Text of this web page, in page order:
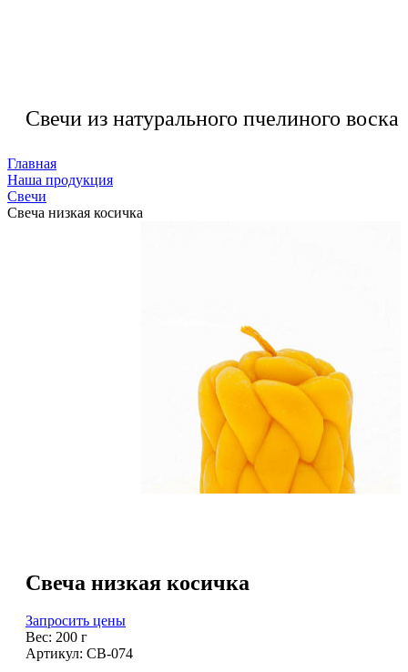
Свечи из натурального пчелиного воска
Главная
Наша продукция
Свечи
Свеча низкая косичка
Свеча низкая косичка
Запросить цены
Вес: 200 г
Артикул: СВ-074